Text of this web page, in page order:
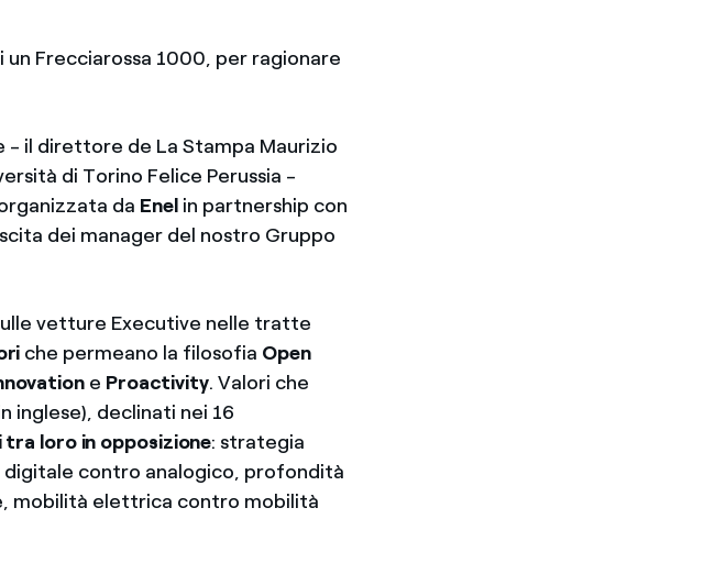
Frecciarossa 1000, per ragionare
- il direttore de La Stampa Maurizio
di Torino Felice Perussia -
da Enelin partnership con
dei manager del nostro Gruppo
vetture Executive nelle tratte
che permeano la filosofia Open
e Proactivity. Valori che
inglese), declinati nei 16
loro in opposizione: strategia
contro analogico, profondità
mobilità elettrica contro mobilità